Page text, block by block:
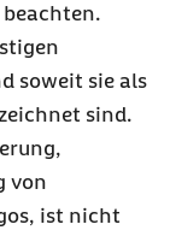
soweit sie als
sind.
von
ist nicht